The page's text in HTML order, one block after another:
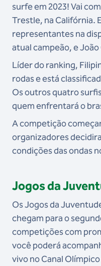
surfe em 2023! Vai
Trestle, na Califórnia.
representantes na
atual campeão, e
Líder do ranking,
rodas e está
Os outros quatro
quem enfrentará o
A competição
organizadores
condições das ondas
Jogos da
Os Jogos da
chegam para o
competições com
você poderá
vivo no Canal